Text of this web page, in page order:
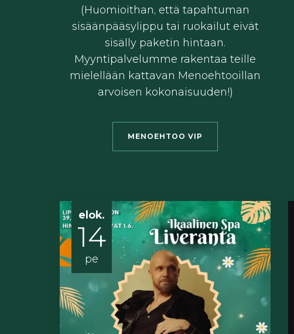
(Huomioithan, että tapahtuman
sisäänpääsylippu tai ruokailut eivät
sisälly paketin hintaan.
Myyntipalvelumme rakentaa teille
mielellään kattavan Menoehtooillan
arvoisen kokonaisuuden!)
MENOEHTOO VIP
elok.
14
pe